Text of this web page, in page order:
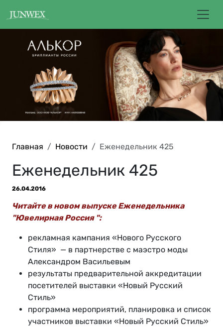
Главная Новости Еженедельник 425
Еженедельник 425
26.04.2016
Читайте в новом выпуске Еженедельника
"Ювелирная Россия ":
рекламная кампания «Нового Русского
Стиля» — в партнерстве с маэстро моды
Александром Васильевым
результаты предварительной аккредитации
посетителей выставки «Новый Русский
Стиль»
программа мероприятий, планировка и список
участников выставки «Новый Русский Стиль»